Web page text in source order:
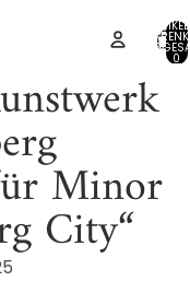
0
Minor
City“